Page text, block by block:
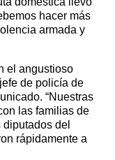
hacer más
armada y
el angustioso
de policía de
“Nuestras
las familias de
del
rápidamente a